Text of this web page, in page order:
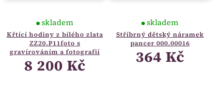
Křtící hodiny z bílého zlata
ZZ20.P11foto s
gravírováním a fotografií
skladem
8 200 Kč
Stříbrný dětský náramek
pancer 000.00016
skladem
364 Kč